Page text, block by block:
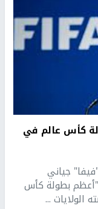
"أعظم بطولة كأس عالم في
جياني
كأس العالم 2026 بأنها "أعظم بطولة كأس
الولايات ...